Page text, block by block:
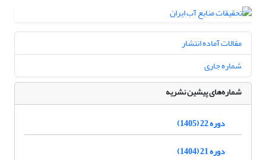
مقالات آماده انتشار
شماره جاری
شماره‌های پیشین نشریه
دوره 22 (1405)
دوره 21 (1404)